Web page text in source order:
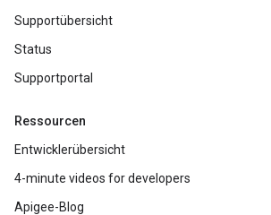
Supportübersicht
Status
Supportportal
Ressourcen
Entwicklerübersicht
4-minute videos for developers
Apigee-Blog